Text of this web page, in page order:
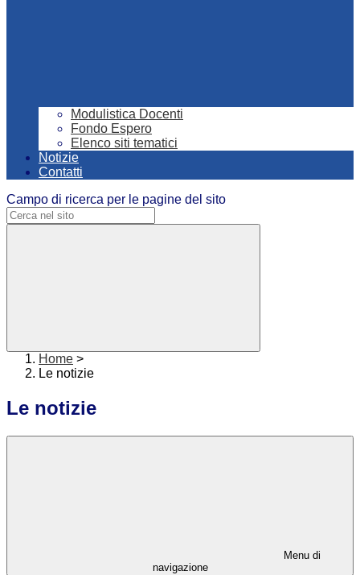
Modulistica Docenti
Fondo Espero
Elenco siti tematici
Notizie
Contatti
Campo di ricerca per le pagine del sito
Home >
Le notizie
Le notizie
Menu di
navigazione